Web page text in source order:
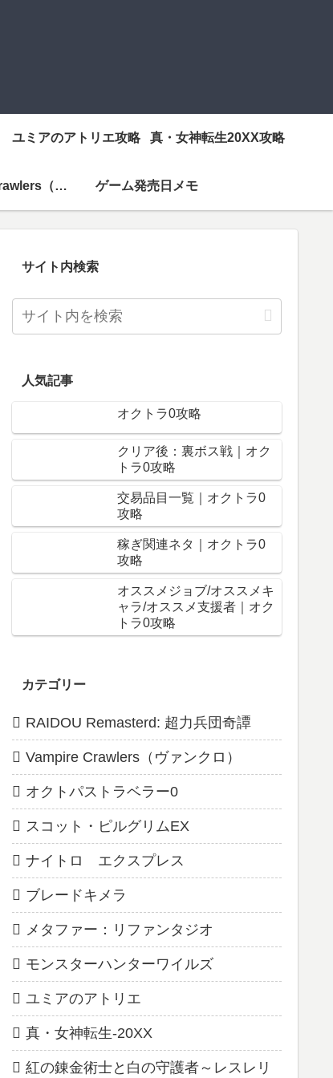
ユミアのアトリエ攻略 真・女神転生20XX攻略
Vampire Crawlers（ヴァンクロ）攻略 ゲーム発売日メモ
サイト内検索
人気記事
オクトラ0攻略
クリア後：裏ボス戦｜オク
トラ0攻略
交易品目一覧｜オクトラ0
攻略
稼ぎ関連ネタ｜オクトラ0
攻略
オススメジョブ/オススメキ
ャラ/オススメ支援者｜オク
トラ0攻略
カテゴリー
RAIDOU Remasterd: 超力兵団奇譚
Vampire Crawlers（ヴァンクロ）
オクトパストラベラー0
スコット・ピルグリムEX
ナイトロ エクスプレス
ブレードキメラ
メタファー：リファンタジオ
モンスターハンターワイルズ
ユミアのアトリエ
真・女神転生-20XX
紅の錬金術士と白の守護者～レスレリ